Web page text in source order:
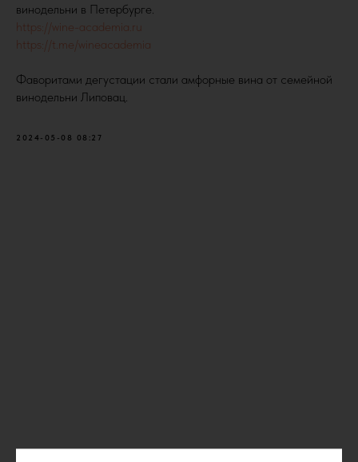
винодельни в Петербурге.
https://wine-academia.ru
https://t.me/wineacademia
Фаворитами дегустации стали амфорные вина от семейной
винодельни Липовац.
2024-05-08 08:27